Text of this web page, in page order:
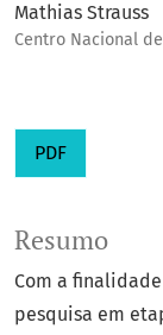
Mathias Strauss
Centro Nacional
PDF
Resumo
Com a
pesquisa em